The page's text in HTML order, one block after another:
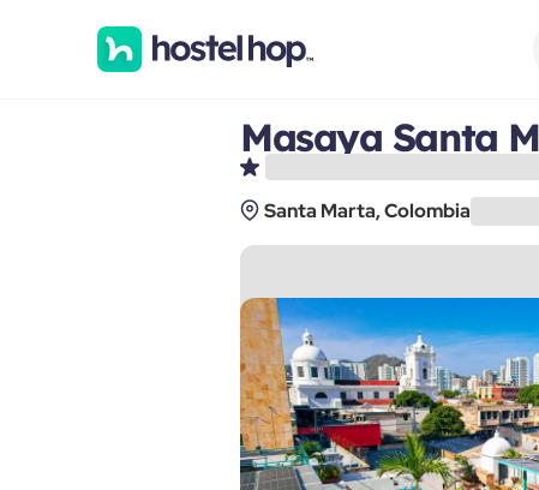
Masaya Santa
Santa Marta, Colombia